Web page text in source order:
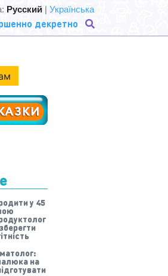
декретно
Русский | Українська
у 45
на